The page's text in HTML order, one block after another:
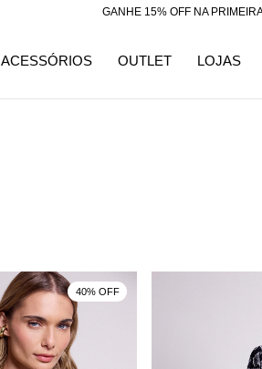
GANHE 15% OFF NA PRIMEIRA
ACESSÓRIOS OUTLET LOJAS
40% OFF